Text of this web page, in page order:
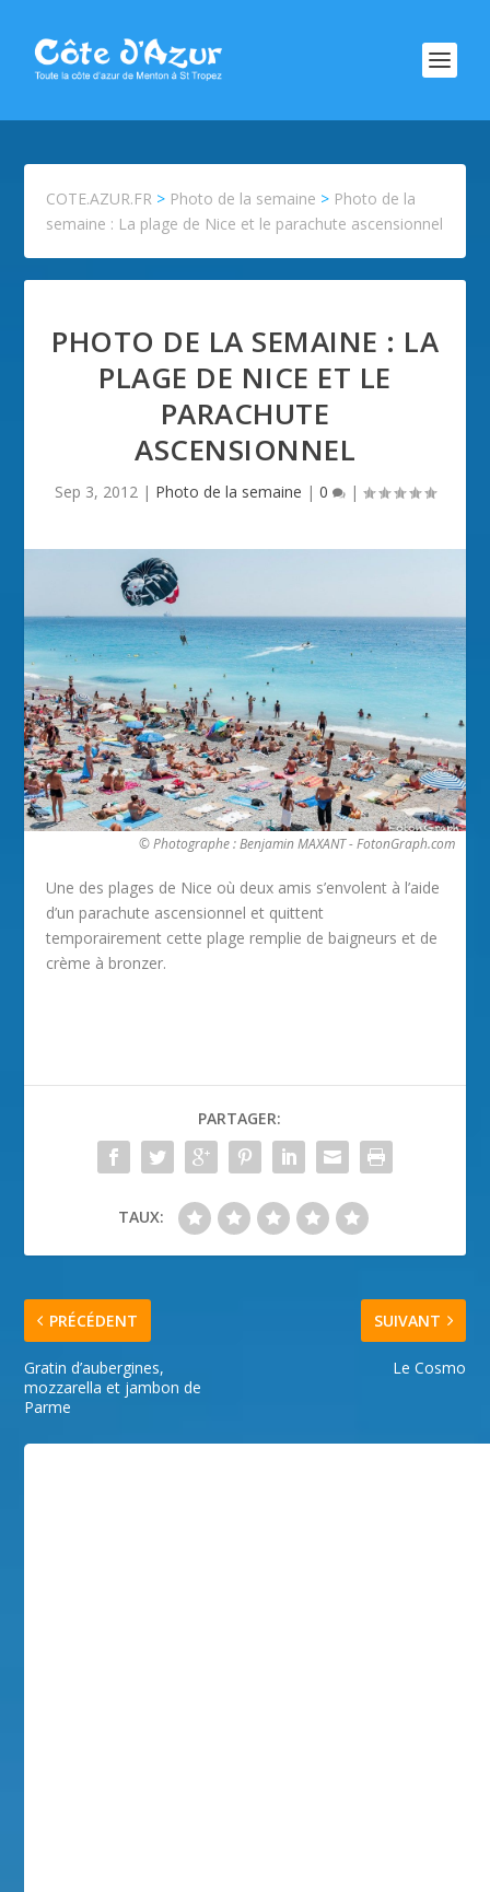
COTE.AZUR.FR > Photo de la semaine > Photo de la
semaine : La plage de Nice et le parachute ascensionnel
PHOTO DE LA SEMAINE : LA
PLAGE DE NICE ET LE
PARACHUTE
ASCENSIONNEL
Sep 3, 2012 | Photo de la semaine | 0 |
© Photographe : Benjamin MAXANT - FotonGraph.com
Une des plages de Nice où deux amis s’envolent à l’aide
d’un parachute ascensionnel et quittent
temporairement cette plage remplie de baigneurs et de
crème à bronzer.
PARTAGER:
TAUX:
PRÉCÉDENT
Gratin d’aubergines,
mozzarella et jambon de
Parme
SUIVANT
Le Cosmo